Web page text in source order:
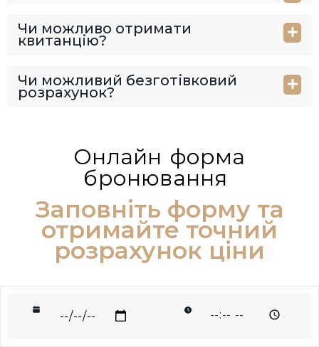
Чи можливо отримати
квитанцію?
Чи можливий безготівковий
розрахунок?
Онлайн форма
бронювання
Заповніть форму та
отримайте точний
розрахунок ціни